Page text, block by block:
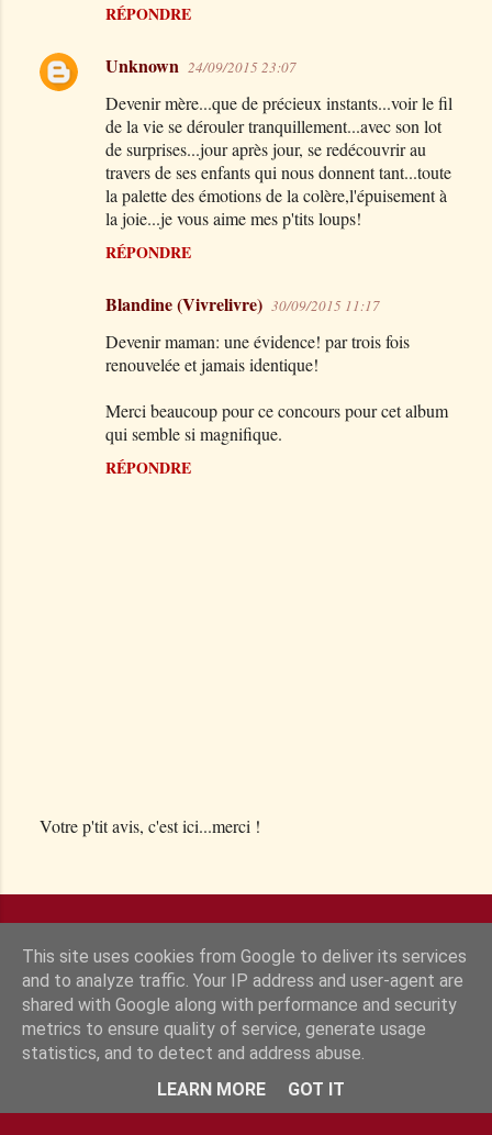
RÉPONDRE
Unknown 24/09/2015 23:07
Devenir mère...que de précieux instants...voir le fil
de la vie se dérouler tranquillement...avec son lot
de surprises...jour après jour, se redécouvrir au
travers de ses enfants qui nous donnent tant...toute
la palette des émotions de la colère,l'épuisement à
la joie...je vous aime mes p'tits loups!
RÉPONDRE
Blandine (Vivrelivre) 30/09/2015 11:17
Devenir maman: une évidence! par trois fois
renouvelée et jamais identique!
Merci beaucoup pour ce concours pour cet album
qui semble si magnifique.
RÉPONDRE
r
e
g
i
s
t
r
Votre p'tit avis, c'est ici...merci !
This site uses cookies from Google to deliver its services
and to analyze traffic. Your IP address and user-agent are
shared with Google along with performance and security
metrics to ensure quality of service, generate usage
statistics, and to detect and address abuse.
LEARN MORE
GOT IT